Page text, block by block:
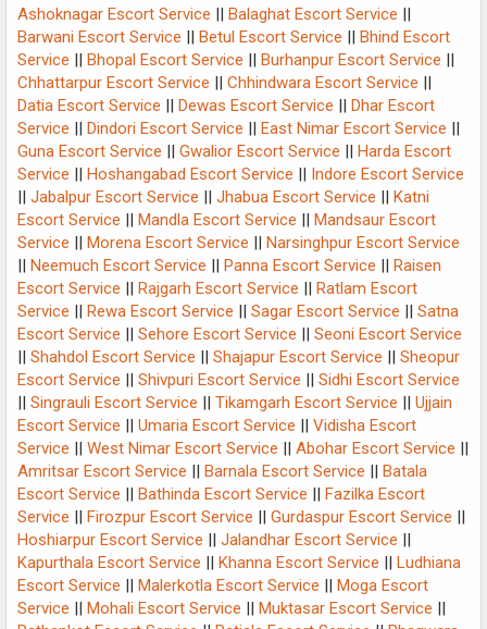
Ashoknagar Escort Service || Balaghat Escort Service ||
Barwani Escort Service || Betul Escort Service || Bhind Escort
Service || Bhopal Escort Service || Burhanpur Escort Service ||
Chhattarpur Escort Service || Chhindwara Escort Service ||
Datia Escort Service || Dewas Escort Service || Dhar Escort
Service || Dindori Escort Service || East Nimar Escort Service ||
Guna Escort Service || Gwalior Escort Service || Harda Escort
Service || Hoshangabad Escort Service || Indore Escort Service
|| Jabalpur Escort Service || Jhabua Escort Service || Katni
Escort Service || Mandla Escort Service || Mandsaur Escort
Service || Morena Escort Service || Narsinghpur Escort Service
|| Neemuch Escort Service || Panna Escort Service || Raisen
Escort Service || Rajgarh Escort Service || Ratlam Escort
Service || Rewa Escort Service || Sagar Escort Service || Satna
Escort Service || Sehore Escort Service || Seoni Escort Service
|| Shahdol Escort Service || Shajapur Escort Service || Sheopur
Escort Service || Shivpuri Escort Service || Sidhi Escort Service
|| Singrauli Escort Service || Tikamgarh Escort Service || Ujjain
Escort Service || Umaria Escort Service || Vidisha Escort
Service || West Nimar Escort Service || Abohar Escort Service ||
Amritsar Escort Service || Barnala Escort Service || Batala
Escort Service || Bathinda Escort Service || Fazilka Escort
Service || Firozpur Escort Service || Gurdaspur Escort Service ||
Hoshiarpur Escort Service || Jalandhar Escort Service ||
Kapurthala Escort Service || Khanna Escort Service || Ludhiana
Escort Service || Malerkotla Escort Service || Moga Escort
Service || Mohali Escort Service || Muktasar Escort Service ||